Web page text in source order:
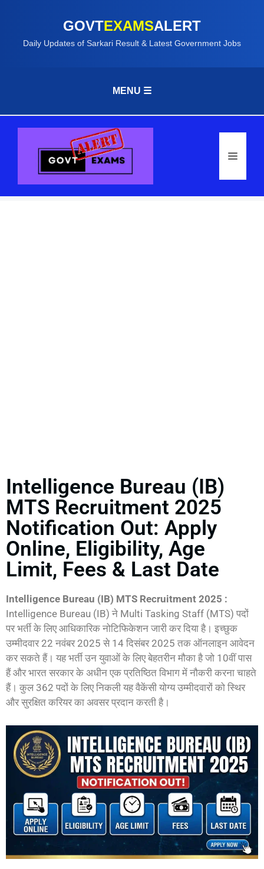
GOVTEXAMSALERT
Daily Updates of Sarkari Result & Latest Government Jobs
MENU ☰
Intelligence Bureau (IB)
MTS Recruitment 2025
Notification Out: Apply
Online, Eligibility, Age
Limit, Fees & Last Date
Intelligence Bureau (IB) MTS Recruitment 2025 :
Intelligence Bureau (IB) ने Multi Tasking Staff (MTS) पदों
पर भर्ती के लिए आधिकारिक नोटिफिकेशन जारी कर दिया है। इच्छुक
उम्मीदवार 22 नवंबर 2025 से 14 दिसंबर 2025 तक ऑनलाइन आवेदन
कर सकते हैं। यह भर्ती उन युवाओं के लिए बेहतरीन मौका है जो 10वीं पास
हैं और भारत सरकार के अधीन एक प्रतिष्ठित विभाग में नौकरी करना चाहते
हैं। कुल 362 पदों के लिए निकली यह वैकेंसी योग्य उम्मीदवारों को स्थिर
और सुरक्षित करियर का अवसर प्रदान करती है।